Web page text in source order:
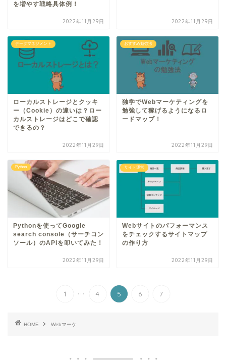
を増やす戦略具体例！
2022年11月29日 2022年11月29日
データマネジメント
ローカルストレージとクッキ
ー（Cookie）の違いは？ロー
カルストレージはどこで確認
できるの？
2022年11月29日
おすすめ勉強法
独学でWebマーケティングを
勉強して稼げるようになるロ
ードマップ！
2022年11月29日
Python
Pythonを使ってGoogle
search console（サーチコン
ソール）のAPIを叩いてみた！
2022年11月29日
サイト運営
Webサイトのパフォーマンス
をチェックするサイトマップ
の作り方
2022年11月29日
1 ... 4 5 6 7
HOME Webマーケ